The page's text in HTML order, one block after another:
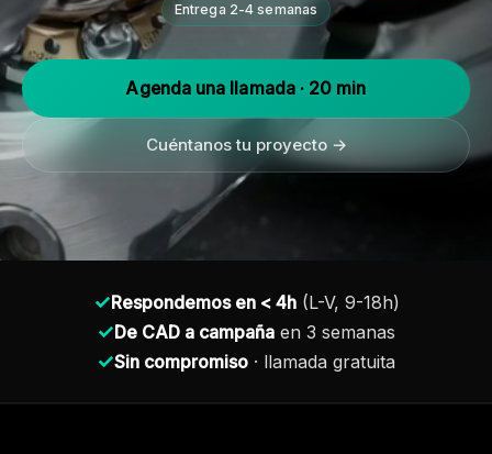
Entrega 2-4 semanas
Agenda una llamada · 20 min
Cuéntanos tu proyecto →
✓Respondemos en < 4h(L-V, 9-18h)
✓De CAD a campaña en 3 semanas
✓Sin compromiso · llamada gratuita